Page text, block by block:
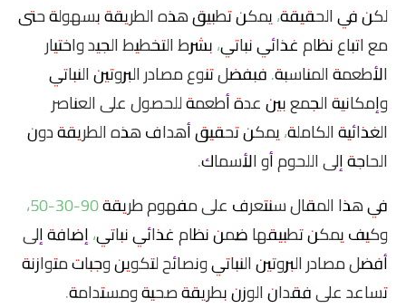
لكن في الحقيقة، يمكن تطبيق هذه الطريقة بسهولة حتى
مع اتباع نظام غذائي نباتي، بشرط التخطيط الجيد واختيار
الأطعمة المناسبة. فبفضل تنوع مصادر البروتين النباتي
وإمكانية الجمع بين عدة أطعمة للحصول على العناصر
الغذائية الكاملة، يمكن تحقيق أهداف هذه الطريقة دون
الحاجة إلى اللحوم أو الأسماك.
في هذا المقال سنتعرف على مفهوم طريقة 90-30-50،
وكيف يمكن تطبيقها ضمن نظام غذائي نباتي، إضافة إلى
أفضل مصادر البروتين النباتي ونصائح لتكوين وجبات متوازنة
تساعد على فقدان الوزن بطريقة صحية ومستدامة.